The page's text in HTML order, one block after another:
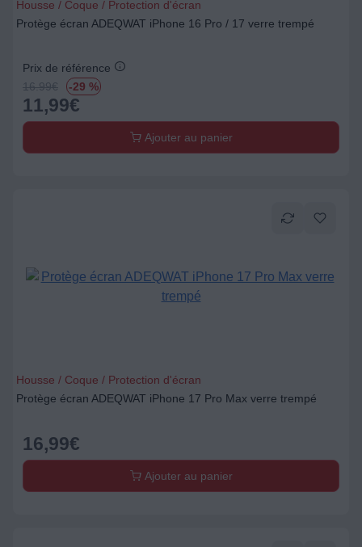
Housse / Coque / Protection d'écran
Protège écran ADEQWAT iPhone 16 Pro / 17 verre trempé
Prix de référence
16.99€ -29 %
11,99€
Ajouter au panier
Housse / Coque / Protection d'écran
Protège écran ADEQWAT iPhone 17 Pro Max verre trempé
16,99€
Ajouter au panier